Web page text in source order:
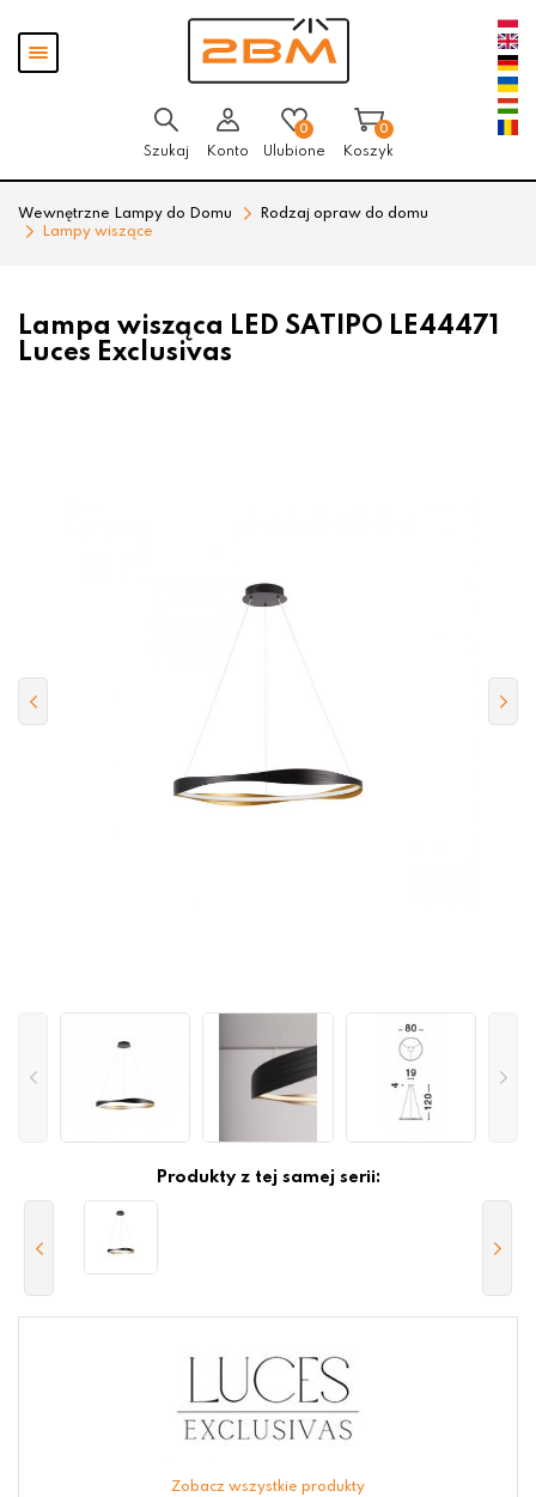
Pokaż
menu
Szukaj Konto
0
Ulubione
0
Koszyk
Wewnętrzne Lampy do Domu
Rodzaj opraw do domu
Lampy wiszące
Lampa wisząca LED SATIPO LE44471
Luces Exclusivas
Produkty z tej samej serii:
Zobacz wszystkie produkty